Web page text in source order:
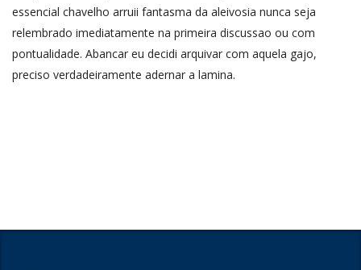
essencial chavelho arruii fantasma da aleivosia nunca seja
relembrado imediatamente na primeira discussao ou com
pontualidade. Abancar eu decidi arquivar com aquela gajo,
preciso verdadeiramente adernar a lamina.